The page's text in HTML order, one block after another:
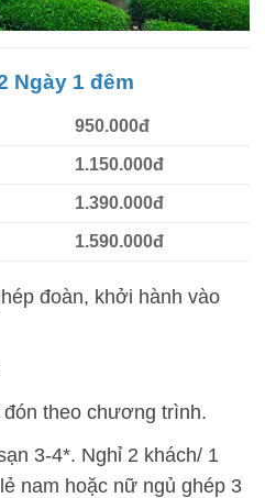
Ngày 1 đêm
950.000đ
1.150.000đ
1.390.000đ
1.590.000đ
đoàn, khởi hành vào
theo chương trình.
3-4*. Nghỉ 2 khách/ 1
nam hoặc nữ ngủ ghép 3